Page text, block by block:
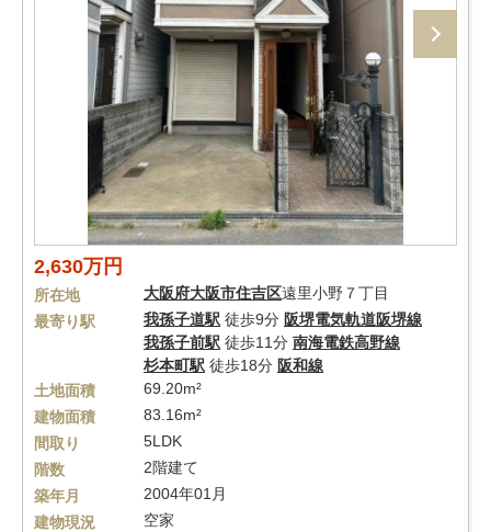
2,630万円
所在地 大阪府大阪市住吉区遠里小野７丁目
最寄り駅
我孫子道駅 徒歩9分 阪堺電気軌道阪堺線
我孫子前駅 徒歩11分 南海電鉄高野線
杉本町駅 徒歩18分 阪和線
土地面積
69.20m²
建物面積
83.16m²
間取り
5LDK
階数
2階建て
築年月
2004年01月
建物現況
空家